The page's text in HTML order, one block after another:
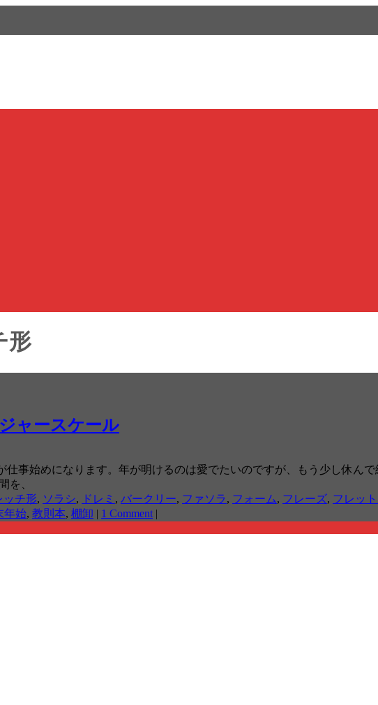
形
ャースケール
事始めになります。年が明けるのは愛でたいのですが、もう少し休ん
を、
ッチ形, ソラシ, ドレミ , バークリー, ファソラ, フォーム, フレーズ, フレッ
年始, 教則本, 棚卸 | 1 Comment |